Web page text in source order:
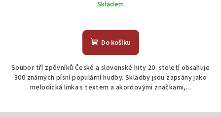
Skladem
Do košíku
Soubor tří zpěvníků České a slovenské hity 20. století obsahuje
300 známých písní populární hudby. Skladby jsou zapsány jako
melodická linka s textem a akordovými značkami,...